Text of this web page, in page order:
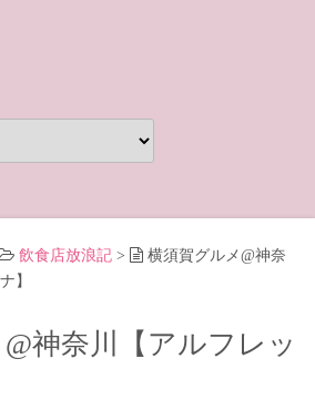
飲食店放浪記 >
横須賀グルメ@神奈
】
神奈川【アルフレッ